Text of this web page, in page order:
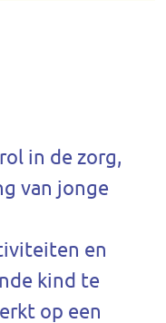
in de zorg,
van jonge
en
kind te
op een